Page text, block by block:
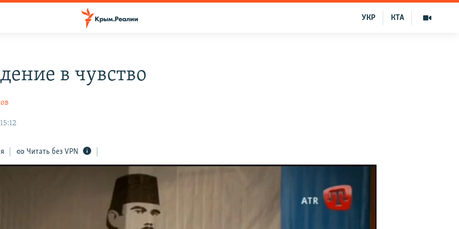
КТА
УКР
в чувство
Читать без VPN